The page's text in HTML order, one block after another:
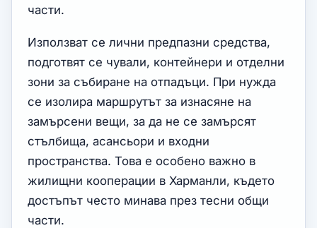
части.
Използват се лични предпазни средства,
подготвят се чували, контейнери и отделни
зони за събиране на отпадъци. При нужда
се изолира маршрутът за изнасяне на
замърсени вещи, за да не се замърсят
стълбища, асансьори и входни
пространства. Това е особено важно в
жилищни кооперации в Харманли, където
достъпът често минава през тесни общи
части.